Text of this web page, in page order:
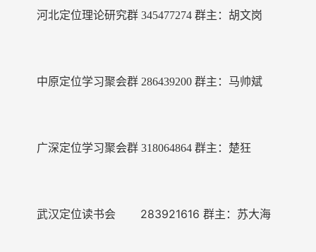
河北定位理论研究群 345477274 群主：胡文岗
中原定位学习聚会群 286439200 群主：马帅斌
广深定位学习聚会群 318064864 群主：楚狂
武汉定位读书会 283921616 群主：苏大海